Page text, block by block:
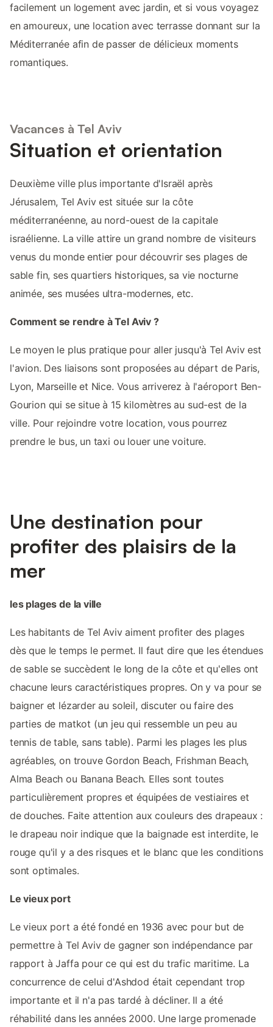
facilement un logement avec jardin, et si vous voyagez
en amoureux, une location avec terrasse donnant sur la
Méditerranée afin de passer de délicieux moments
romantiques.
Vacances à Tel Aviv
Situation et orientation
Deuxième ville plus importante d'Israël après
Jérusalem, Tel Aviv est située sur la côte
méditerranéenne, au nord-ouest de la capitale
israélienne. La ville attire un grand nombre de visiteurs
venus du monde entier pour découvrir ses plages de
sable fin, ses quartiers historiques, sa vie nocturne
animée, ses musées ultra-modernes, etc.
Comment se rendre à Tel Aviv ?
Le moyen le plus pratique pour aller jusqu'à Tel Aviv est
l'avion. Des liaisons sont proposées au départ de Paris,
Lyon, Marseille et Nice. Vous arriverez à l'aéroport Ben-
Gourion qui se situe à 15 kilomètres au sud-est de la
ville. Pour rejoindre votre location, vous pourrez
prendre le bus, un taxi ou louer une voiture.
Une destination pour
profiter des plaisirs de la
mer
les plages de la ville
Les habitants de Tel Aviv aiment profiter des plages
dès que le temps le permet. Il faut dire que les étendues
de sable se succèdent le long de la côte et qu'elles ont
chacune leurs caractéristiques propres. On y va pour se
baigner et lézarder au soleil, discuter ou faire des
parties de matkot (un jeu qui ressemble un peu au
tennis de table, sans table). Parmi les plages les plus
agréables, on trouve Gordon Beach, Frishman Beach,
Alma Beach ou Banana Beach. Elles sont toutes
particulièrement propres et équipées de vestiaires et
de douches. Faite attention aux couleurs des drapeaux :
le drapeau noir indique que la baignade est interdite, le
rouge qu'il y a des risques et le blanc que les conditions
sont optimales.
Le vieux port
Le vieux port a été fondé en 1936 avec pour but de
permettre à Tel Aviv de gagner son indépendance par
rapport à Jaffa pour ce qui est du trafic maritime. La
concurrence de celui d'Ashdod était cependant trop
importante et il n'a pas tardé à décliner. Il a été
réhabilité dans les années 2000. Une large promenade